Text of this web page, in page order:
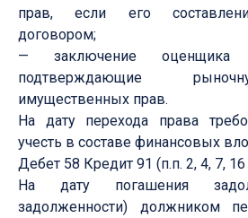
прав, если его
договором;
— заключение оценщика
подтверждающие
имущественных прав.
На дату перехода права
учесть в составе финансовых
Дебет 58 Кредит 91 (п.п. 2, 4, 7, 16
На дату погашения
задолженности) должником